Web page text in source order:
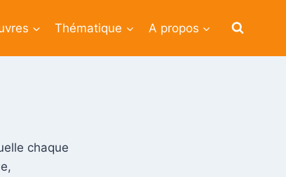
Thématique A propos
chaque